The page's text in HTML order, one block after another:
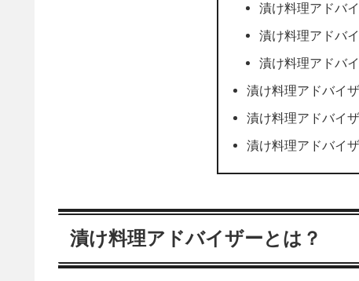
漬け料理アドバ
漬け料理アドバ
漬け料理アドバ
漬け料理アドバイ
漬け料理アドバイ
漬け料理アドバイ
漬け料理アドバイザーとは？